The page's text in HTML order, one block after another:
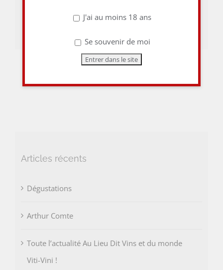
Articles récents
Dégustations
Arthur Comte
Toute l’actualité Au Lieu Dit Vins et du monde
Viti-Vini !
J'ai au moins 18 ans
Se souvenir de moi